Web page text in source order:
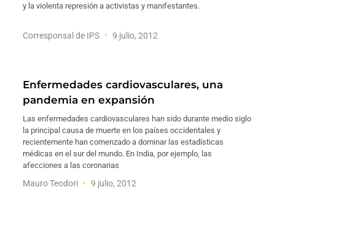
y la violenta represión a activistas y manifestantes.
Corresponsal de IPS 9 julio, 2012
Enfermedades cardiovasculares, una
pandemia en expansión
Las enfermedades cardiovasculares han sido durante medio siglo
la principal causa de muerte en los países occidentales y
recientemente han comenzado a dominar las estadísticas
médicas en el sur del mundo. En India, por ejemplo, las
afecciones a las coronarias
Mauro Teodori 9 julio, 2012